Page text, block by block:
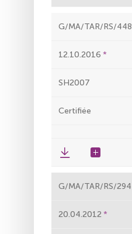
G/MA/TAR/RS/448
12.10.2016
SH2007
Certifiée
G/MA/TAR/RS/294
20.04.2012